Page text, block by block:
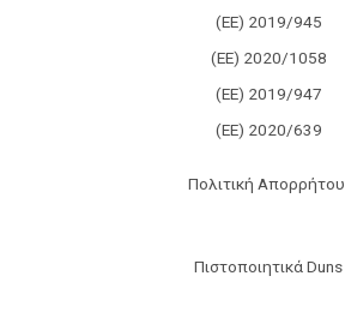
(ΕΕ) 2019/945
(ΕΕ) 2020/1058
(ΕΕ) 2019/947
(ΕΕ) 2020/639
Πολιτική Απορρήτου
Πιστοποιητικά Duns